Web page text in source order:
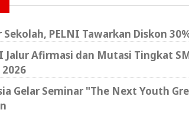
Sekolah, PELNI Tawarkan Diskon
Jalur Afirmasi dan Mutasi Tingkat
Gelar Seminar "The Next Youth